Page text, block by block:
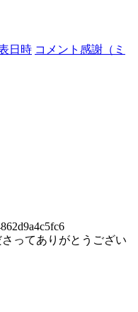
日時 コメント感謝（ミ
ってありがとうござい